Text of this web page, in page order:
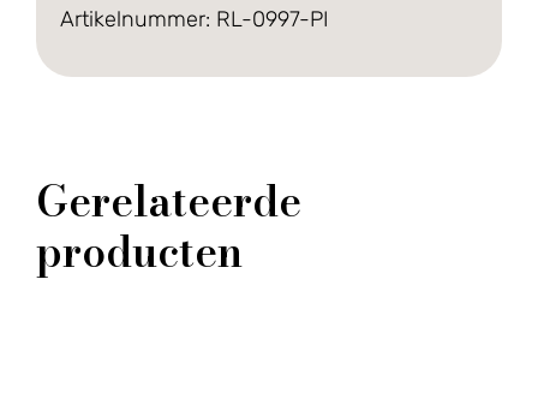
Artikelnummer: RL-0997-PI
Gerelateerde
producten